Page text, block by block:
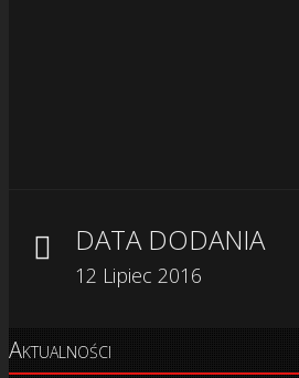
DATA DODANIA
12 Lipiec 2016
Aktualności